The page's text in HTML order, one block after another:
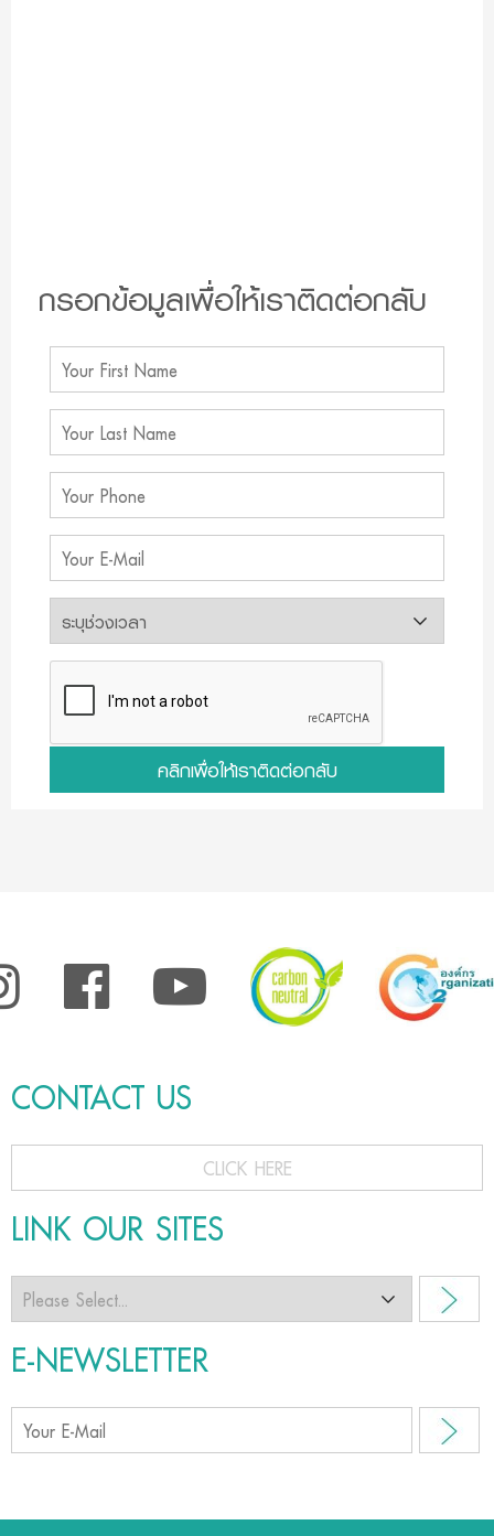
กรอกข้อมูลเพื่อให้เราติดต่อกลับ
คลิกเพื่อให้เราติดต่อกลับ
CONTACT US
CLICK HERE
LINK OUR SITES
E-NEWSLETTER